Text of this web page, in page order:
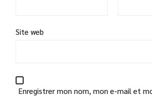
Site web
Enregistrer mon nom, mon e-mail et